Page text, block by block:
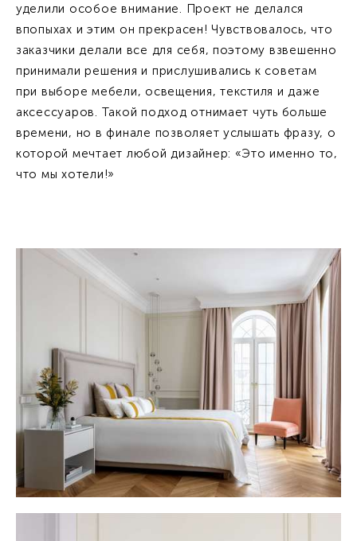
уделили особое внимание. Проект не делался
впопыхах и этим он прекрасен! Чувствовалось, что
заказчики делали все для себя, поэтому взвешенно
принимали решения и прислушивались к советам
при выборе мебели, освещения, текстиля и даже
аксессуаров. Такой подход отнимает чуть больше
времени, но в финале позволяет услышать фразу, о
которой мечтает любой дизайнер: «Это именно то,
что мы хотели!»